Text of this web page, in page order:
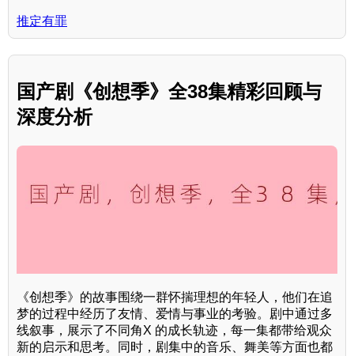
推定有罪
国产剧《创想季》全38集精彩回顾与
深度分析
《创想季》的故事围绕一群怀揣理想的年轻人，他们在追
梦的过程中经历了友情、爱情与事业的考验。剧中通过多
线叙事，展示了不同角X 的成长轨迹，每一集都带给观众
新的启示和思考。同时，剧集中的音乐、舞美等方面也都